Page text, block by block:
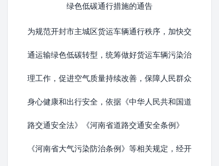
绿色低碳通行措施的通告
为规范开封市主城区货运车辆通行秩序，加快交
通运输绿色低碳转型，统筹做好货运车辆污染治
理工作，促进空气质量持续改善，保障人民群众
身心健康和出行安全，依据《中华人民共和国道
路交通安全法》《河南省道路交通安全条例》
《河南省大气污染防治条例》等相关规定，经开